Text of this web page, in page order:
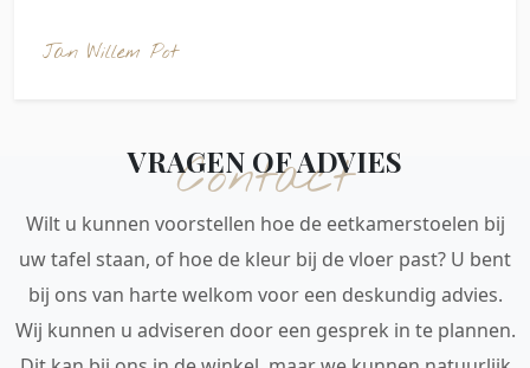
Jan Willem Pot
Contact
VRAGEN OF ADVIES
Wilt u kunnen voorstellen hoe de eetkamerstoelen bij
uw tafel staan, of hoe de kleur bij de vloer past? U bent
bij ons van harte welkom voor een deskundig advies.
Wij kunnen u adviseren door een gesprek in te plannen.